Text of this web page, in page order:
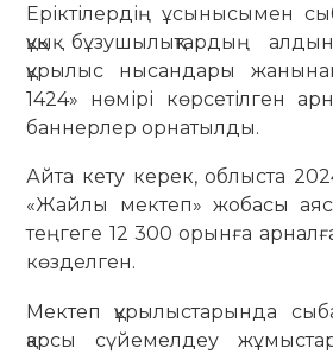
Еріктілердің ұсынысымен
құқық бұзушылықтардың
құрылыс нысандары
1424» нөмірі көрсетілген
баннерлер орнатылды.
Айта кету керек, облыста
«Жайлы мектеп» жобасы
теңгеге 12 300 орынға
көзделген.
Мектеп құрылыстарында
қарсы сүйемелдеу